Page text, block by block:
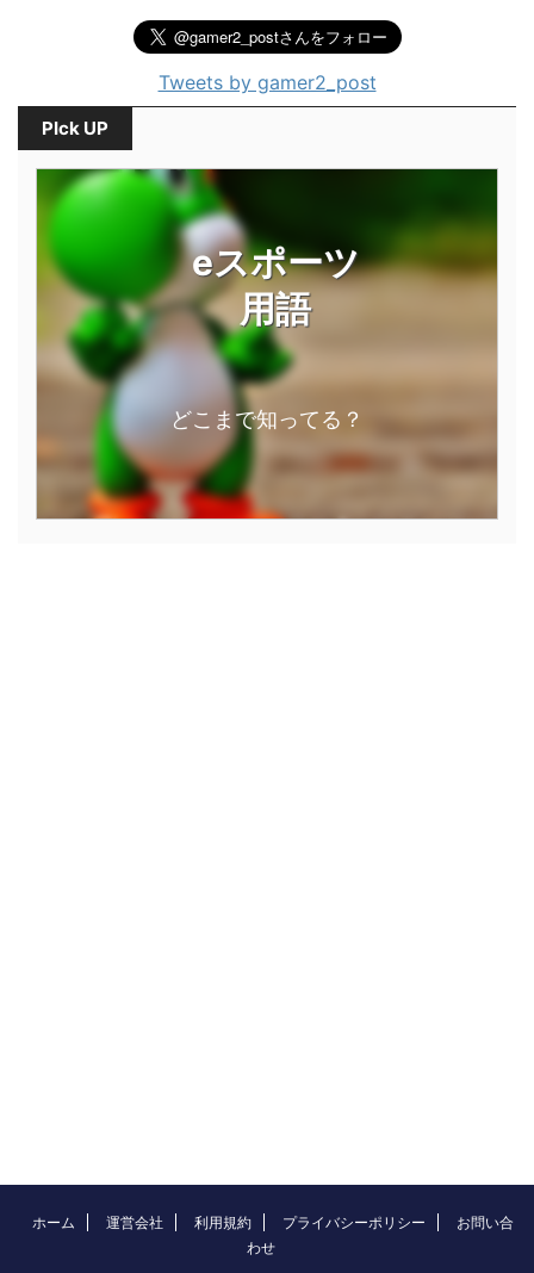
Tweets by gamer2_post
PIck UP
eスポーツ
用語
どこまで知ってる？
ホーム 運営会社 利用規約 プライバシーポリシー
お問い合
わせ